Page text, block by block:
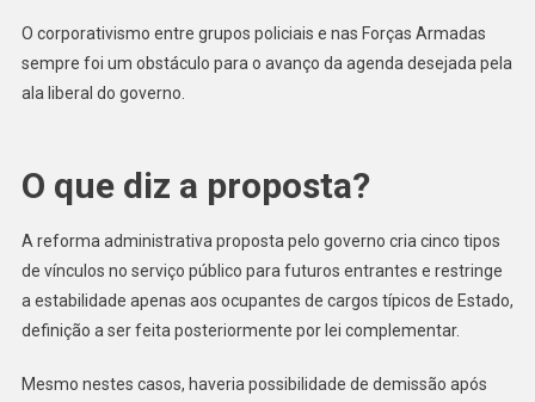
O corporativismo entre grupos policiais e nas Forças Armadas
sempre foi um obstáculo para o avanço da agenda desejada pela
ala liberal do governo.
O que diz a proposta?
A reforma administrativa proposta pelo governo cria cinco tipos
de vínculos no serviço público para futuros entrantes e restringe
a estabilidade apenas aos ocupantes de cargos típicos de Estado,
definição a ser feita posteriormente por lei complementar.
Mesmo nestes casos, haveria possibilidade de demissão após